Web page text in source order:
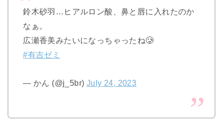
鈴木砂羽…ヒアルロン酸、鼻と唇に入れたのか
なぁ。
広瀬香美みたいになっちゃったね🥲
#有吉ゼミ
— かん (@j_5br) July 24, 2023